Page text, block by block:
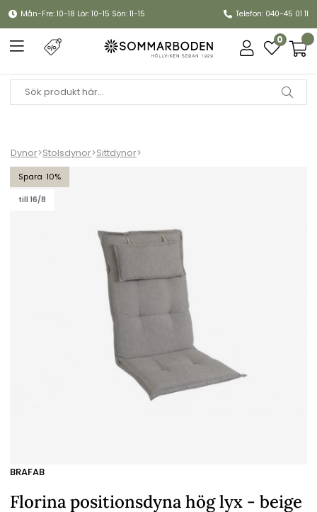
Mån-Fre: 10-18 Lör: 10-15 Sön: 11-15 Telefon: 040-45 01 11
0
Dynor>Stolsdynor>Sittdynor>
10
till 16/8
Florina positionsdyna hög lyx - beige
BRAFAB
Florina positionsdyna hög lyx - beige